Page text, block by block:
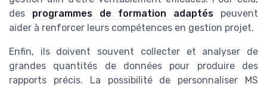
des programmes de formation adaptés peuvent
aider à renforcer leurs compétences en gestion projet.
Enfin, ils doivent souvent collecter et analyser de
grandes quantités de données pour produire des
rapports précis. La possibilité de personnaliser MS